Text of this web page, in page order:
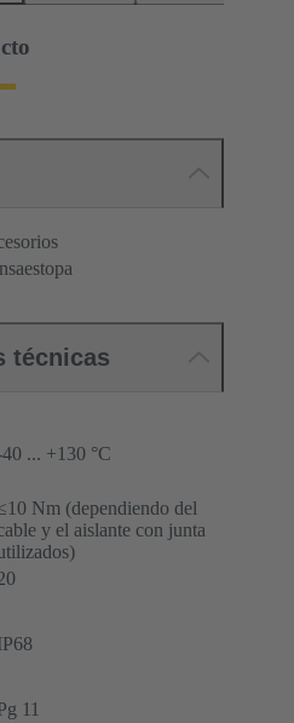
técnicas
... +130 °C
Nm (dependiendo del
y el aislante con junta
11